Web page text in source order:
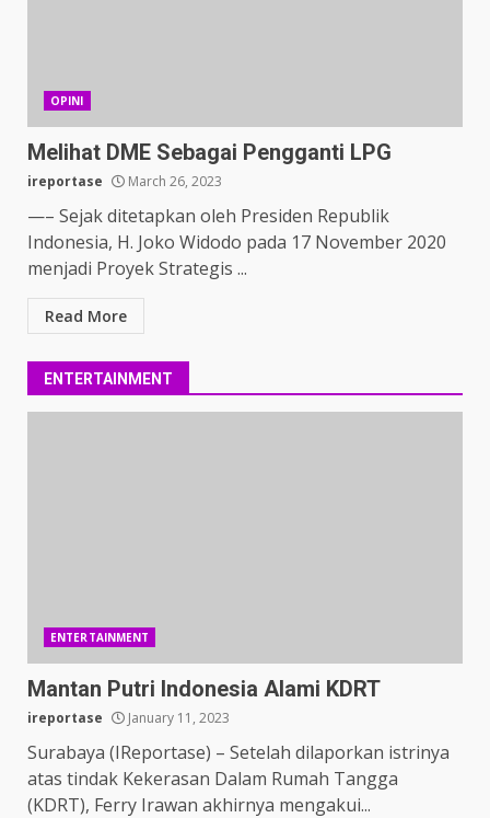
OPINI
Melihat DME Sebagai Pengganti LPG
ireportase March 26, 2023
—– Sejak ditetapkan oleh Presiden Republik
Indonesia, H. Joko Widodo pada 17 November 2020
menjadi Proyek Strategis ...
Read More
ENTERTAINMENT
ENTERTAINMENT
Mantan Putri Indonesia Alami KDRT
ireportase January 11, 2023
Surabaya (IReportase) – Setelah dilaporkan istrinya
atas tindak Kekerasan Dalam Rumah Tangga
(KDRT), Ferry Irawan akhirnya mengakui...